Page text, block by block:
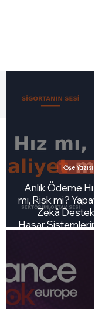
Anlık Ödeme Hız
mı, Risk mi? Yapay
Zekâ Destekli
Hasar Sistemlerini
Köşe Yazısı